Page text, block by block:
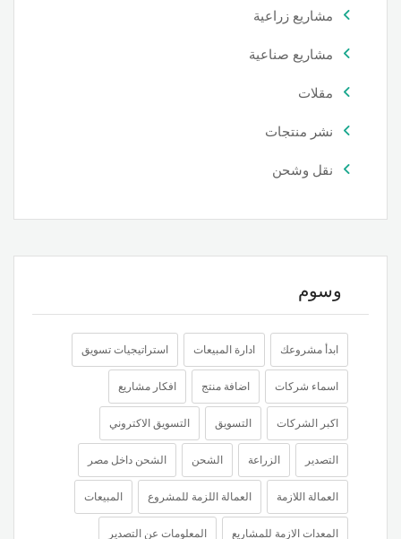
مشاريع زراعية
مشاريع صناعية
مقلات
نشر منتجات
نقل وشحن
وسوم
ابدأ مشروعك ادارة المبيعات استراتيجيات تسويق
اسماء شركات اضافة منتج افكار مشاريع
اكبر الشركات التسويق التسويق الاكتروني
التصدير الزراعة الشحن الشحن داخل مصر
العمالة اللازمة العمالة اللزمة للمشروع المبيعات
المعدات الازمة للمشاريع المعلومات عن التصدير